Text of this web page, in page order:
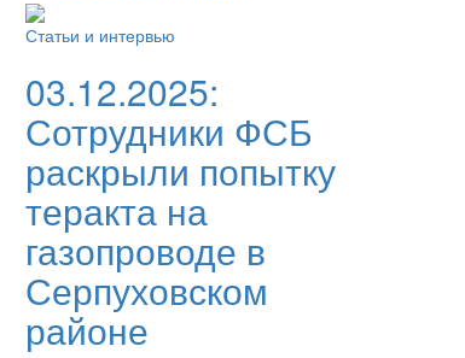
Статьи и интервью
03.12.2025:
Сотрудники ФСБ
раскрыли попытку
теракта на
газопроводе в
Серпуховском
районе